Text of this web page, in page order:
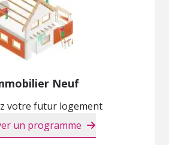
Neuf
votre futur logement
un programme